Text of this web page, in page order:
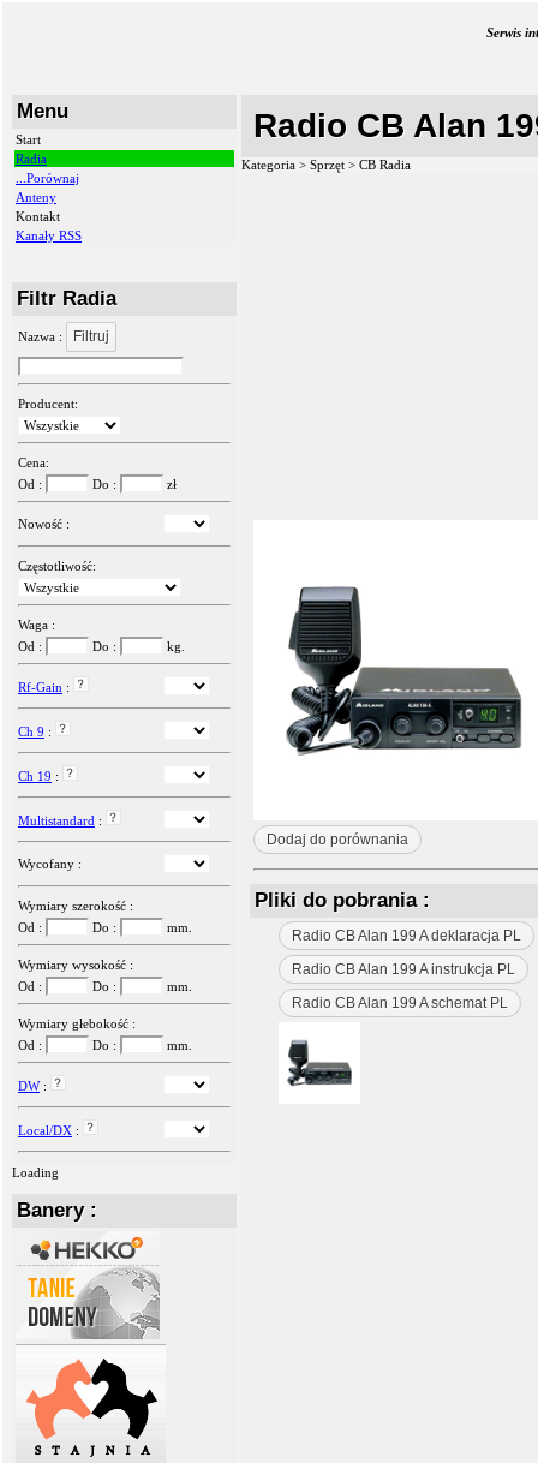
Serwis
Menu
Start
Radia
...Porównaj
Anteny
Kontakt
Kanały RSS
Filtr Radia
Nazwa : Filtruj
Producent:
Cena:
Od :
Do : zł
Nowość :
Częstotliwość:
Waga :
Od :
Do : kg.
Rf-Gain :
Ch 9 :
Ch 19 :
Multistandard :
Wycofany :
Wymiary szerokość :
Od :
Do : mm.
Wymiary wysokość :
Od :
Do : mm.
Wymiary głebokość :
Od :
Do : mm.
DW:
Local/DX :
Loading
Banery :
Radio CB Alan
Kategoria > Sprzęt > CB Radia
Dodaj do porównania
Pliki do pobrania :
Radio CB Alan 199 A deklaracja PL
Radio CB Alan 199 A instrukcja PL
Radio CB Alan 199 A schemat PL